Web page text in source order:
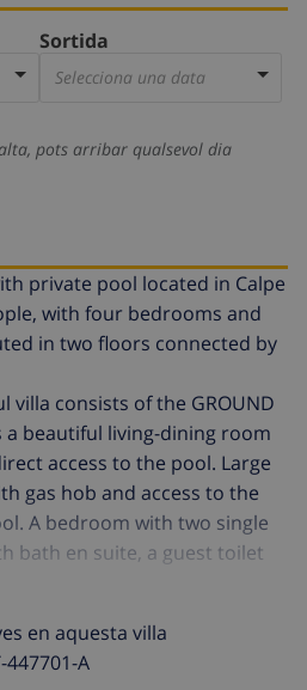
Sortida
Selecciona una data
pots arribar qualsevol dia
private pool located in Calpe
with four bedrooms and
in two floors connected by
villa consists of the GROUND
a beautiful living-dining room
access to the pool. Large
gas hob and access to the
A bedroom with two single
bath en suite, a guest toilet
UPPER FLOOR which is
we find a large bedroom
room, air conditioning and
shower en suite with access
en aquesta villa
A